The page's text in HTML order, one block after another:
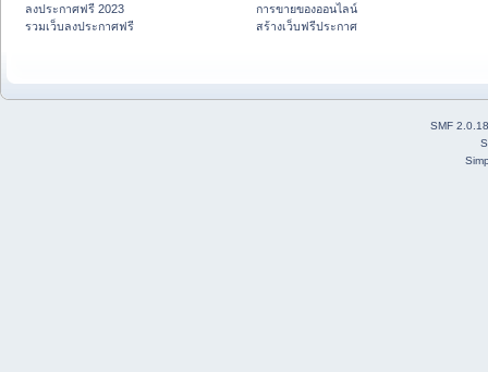
ลงประกาศฟรี 2023
รวมเว็บลงประกาศฟรี
การขายของออนไลน์
สร้างเว็บฟรีประกาศ
SMF 2.0.18